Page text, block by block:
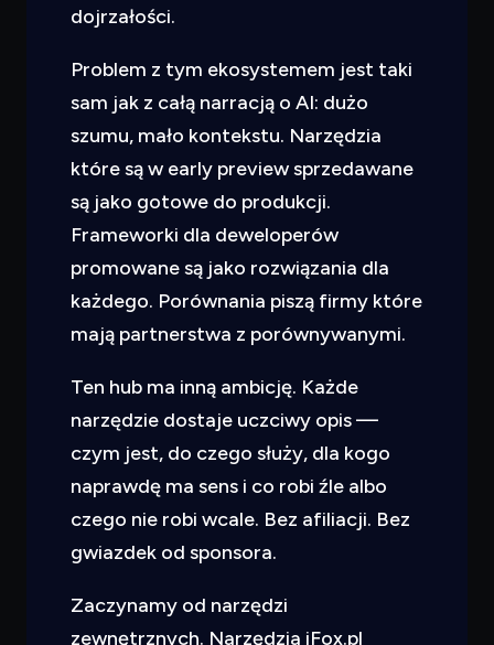
dojrzałości.
Problem z tym ekosystemem jest taki
sam jak z całą narracją o AI: dużo
szumu, mało kontekstu. Narzędzia
które są w early preview sprzedawane
są jako gotowe do produkcji.
Frameworki dla deweloperów
promowane są jako rozwiązania dla
każdego. Porównania piszą firmy które
mają partnerstwa z porównywanymi.
Ten hub ma inną ambicję. Każde
narzędzie dostaje uczciwy opis —
czym jest, do czego służy, dla kogo
naprawdę ma sens i co robi źle albo
czego nie robi wcale. Bez afiliacji. Bez
gwiazdek od sponsora.
Zaczynamy od narzędzi
zewnętrznych. Narzędzia iFox.pl